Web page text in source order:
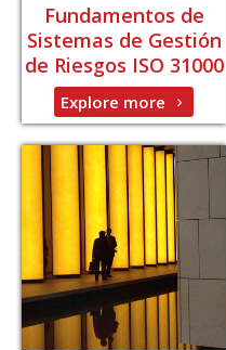
Fundamentos de
Sistemas de Gestión
de Riesgos ISO 31000
Explore more